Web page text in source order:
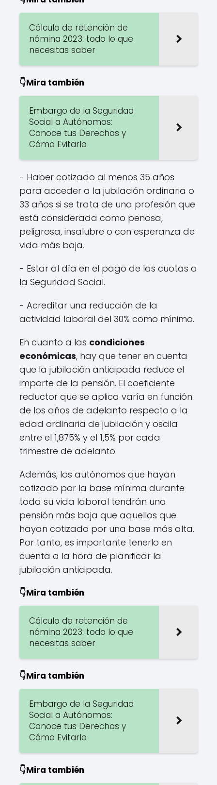
Cálculo de retención de
nómina 2023: todo lo que
necesitas saber
👇Mira también
Embargo de la Seguridad
Social a Autónomos:
Conoce tus Derechos y
Cómo Evitarlo
- Haber cotizado al menos 35 años
para acceder a la jubilación ordinaria o
33 años si se trata de una profesión que
está considerada como penosa,
peligrosa, insalubre o con esperanza de
vida más baja.
- Estar al día en el pago de las cuotas a
la Seguridad Social.
- Acreditar una reducción de la
actividad laboral del 30% como mínimo.
En cuanto a las condiciones
económicas, hay que tener en cuenta
que la jubilación anticipada reduce el
importe de la pensión. El coeficiente
reductor que se aplica varía en función
de los años de adelanto respecto a la
edad ordinaria de jubilación y oscila
entre el 1,875% y el 1,5% por cada
trimestre de adelanto.
Además, los autónomos que hayan
cotizado por la base mínima durante
toda su vida laboral tendrán una
pensión más baja que aquellos que
hayan cotizado por una base más alta.
Por tanto, es importante tenerlo en
cuenta a la hora de planificar la
jubilación anticipada.
👇Mira también
Cálculo de retención de
nómina 2023: todo lo que
necesitas saber
👇Mira también
Embargo de la Seguridad
Social a Autónomos:
Conoce tus Derechos y
Cómo Evitarlo
👇Mira también